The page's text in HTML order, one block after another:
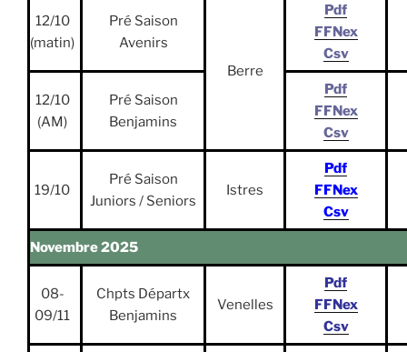
12/10
(matin)
Pré Saison
Avenirs
Berre
Pdf
FFNex
Csv
12/10
(AM)
Pré Saison
Benjamins
Pdf
FFNex
Csv
19/10
Pré Saison
Juniors / Seniors
Istres
Pdf
FFNex
Csv
Novembre 2025
08-
09/11
Chpts Départx
Benjamins
Venelles
Pdf
FFNex
Csv